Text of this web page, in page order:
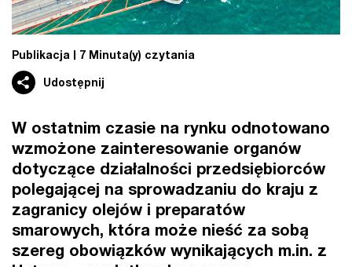
Publikacja 7 Minuta(y) czytania
Udostępnij
W ostatnim czasie na rynku odnotowano
wzmożone zainteresowanie organów
dotyczące działalności przedsiębiorców
polegającej na sprowadzaniu do kraju z
zagranicy olejów i preparatów
smarowych, która może nieść za sobą
szereg obowiązków wynikających m.in. z